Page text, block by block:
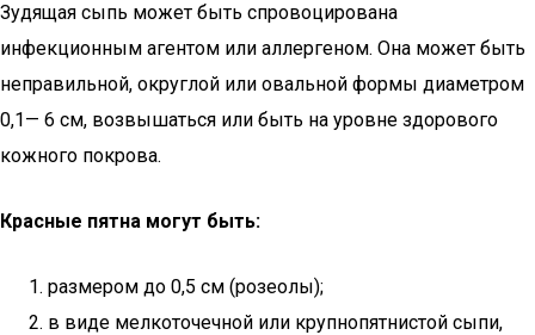
Зудящая сыпь может быть спровоцирована
инфекционным агентом или аллергеном. Она может быть
неправильной, округлой или овальной формы диаметром
0,1— 6 см, возвышаться или быть на уровне здорового
кожного покрова.
Красные пятна могут быть:
размером до 0,5 см (розеолы);
в виде мелкоточечной или крупнопятнистой сыпи,